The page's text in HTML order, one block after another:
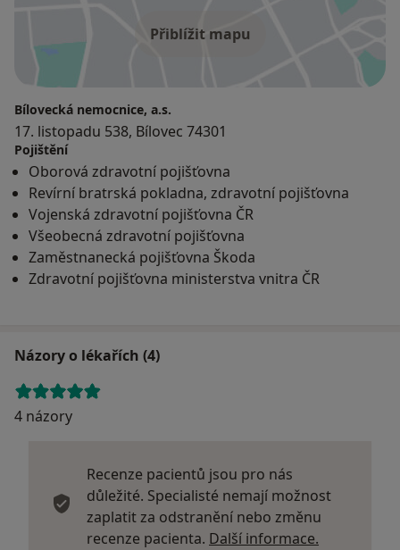
Přiblížit mapu
Bílovecká nemocnice, a.s.
17. listopadu 538, Bílovec 74301
Pojištění
Oborová zdravotní pojišťovna
Revírní bratrská pokladna, zdravotní pojišťovna
Vojenská zdravotní pojišťovna ČR
Všeobecná zdravotní pojišťovna
Zaměstnanecká pojišťovna Škoda
Zdravotní pojišťovna ministerstva vnitra ČR
Názory o lékařích (4)
4 názory
Recenze pacientů jsou pro nás
důležité. Specialisté nemají možnost
zaplatit za odstranění nebo změnu
recenze pacienta. Další informace.